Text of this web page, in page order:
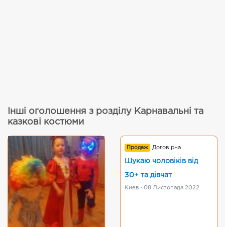
Інші оголошення з розділу Карнавальні та
казкові костюми
Продаж Договірна
Шукаю чоловіків від
30+ та дівчат
Киев · 08 Листопада 2022